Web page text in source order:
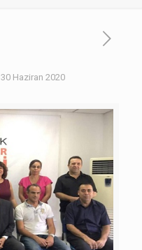
30 Haziran 2020